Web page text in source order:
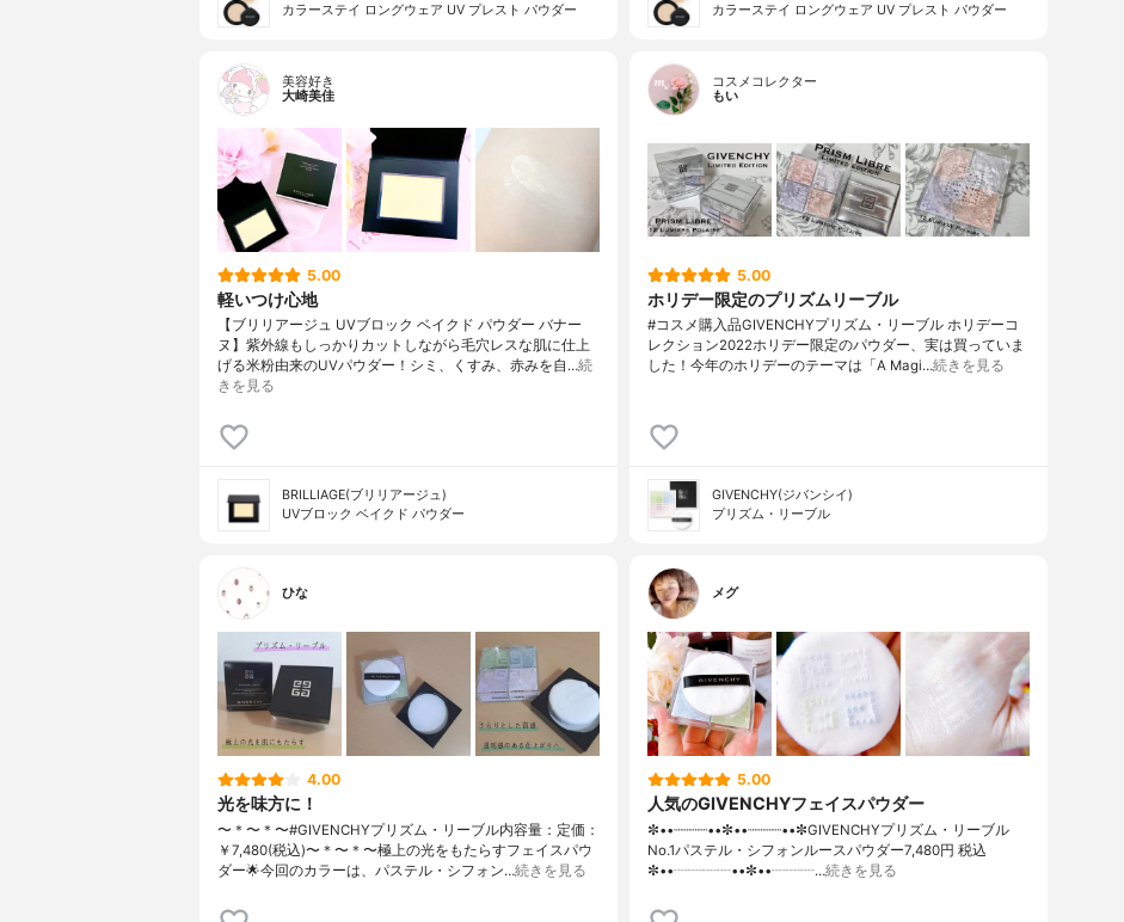
カラーステイ ロングウェア UV プレスト パウダー
カラーステイ ロングウェア UV プレスト パウダー
美容好き
大崎美佳
5.00
軽いつけ心地
【ブリリアージュ UVブロック ベイクド パウダー バナー
ヌ】紫外線もしっかりカットしながら毛穴レスな肌に仕上
げる米粉由来のUVパウダー！シミ、くすみ、赤みを自…続
きを見る
BRILLIAGE(ブリリアージュ)
UVブロック ベイクド パウダー
コスメコレクター
もい
5.00
ホリデー限定のプリズムリーブル
#コスメ購入品GIVENCHYプリズム・リーブル ホリデーコ
レクション2022ホリデー限定のパウダー、実は買っていま
した！今年のホリデーのテーマは「A Magi…続きを見る
GIVENCHY(ジバンシイ)
プリズム・リーブル
ひな
4.00
光を味方に！
〜＊〜＊〜#GIVENCHYプリズム・リーブル内容量：定価：
￥7,480(税込)〜＊〜＊〜極上の光をもたらすフェイスパウ
ダー🌟今回のカラーは、パステル・シフォン…続きを見る
メグ
5.00
人気のGIVENCHYフェイスパウダー
✼••┈┈┈┈••✼••┈┈┈┈••✼GIVENCHYプリズム・リーブル
No.1パステル・シフォンルースパウダー7,480円 税込
✼••┈┈┈┈••✼••┈┈┈…続きを見る